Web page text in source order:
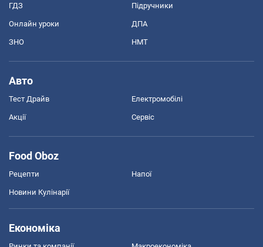
ГДЗ Підручники
Онлайн уроки ДПА
ЗНО НМТ
Авто
Тест Драйв Електромобілі
Акції Сервіс
Food Oboz
Рецепти Напої
Новини Кулінарії
Економіка